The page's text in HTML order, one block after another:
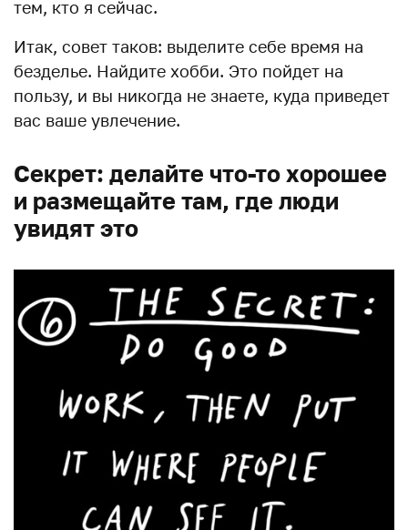
тем, кто я сейчас.
Итак, совет таков: выделите себе время на
безделье. Найдите хобби. Это пойдет на
пользу, и вы никогда не знаете, куда приведет
вас ваше увлечение.
Секрет: делайте что-то хорошее
и размещайте там, где люди
увидят это